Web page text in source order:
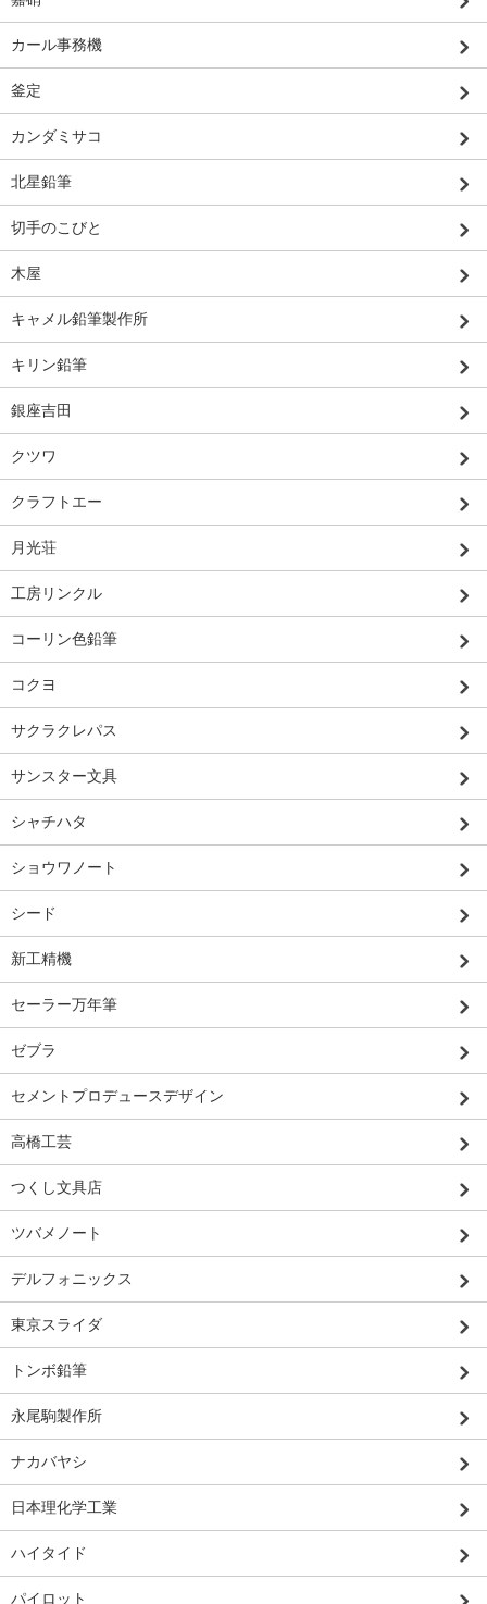
カール事務機
釜定
カンダミサコ
北星鉛筆
切手のこびと
木屋
キャメル鉛筆製作所
キリン鉛筆
銀座吉田
クツワ
クラフトエー
月光荘
工房リンクル
コーリン色鉛筆
コクヨ
サクラクレパス
サンスター文具
シャチハタ
ショウワノート
シード
新工精機
セーラー万年筆
ゼブラ
セメントプロデュースデザイン
高橋工芸
つくし文具店
ツバメノート
デルフォニックス
東京スライダ
トンボ鉛筆
永尾駒製作所
ナカバヤシ
日本理化学工業
ハイタイド
パイロット